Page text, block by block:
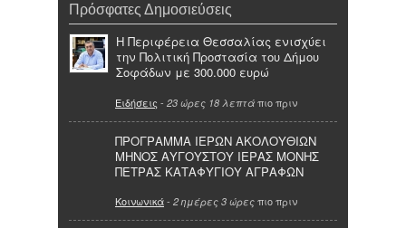
Πρόσφατες Δημοσιεύσεις
Η Περιφέρεια Θεσσαλίας ενισχύει
την Πολιτική Προστασία του Δήμου
Σοφάδων με 300.000 ευρώ
Ειδήσεις - 23 ώρες 18 λεπτά πιο πριν
ΠΡΟΓΡΑΜΜΑ ΙΕΡΩΝ ΑΚΟΛΟΥΘΙΩΝ
ΜΗΝΟΣ ΑΥΓΟΥΣΤΟΥ ΙΕΡΑΣ ΜΟΝΗΣ
ΠΕΤΡΑΣ ΚΑΤΑΦΥΓΙΟΥ ΑΓΡΑΦΩΝ
Κοινωνικά- 2 ημέρες 3 ώρες πιο πριν